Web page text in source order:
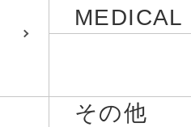
MEDICAL
その他